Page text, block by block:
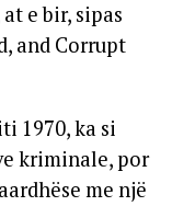
e bir, sipas
and Corrupt
1970, ka si
kriminale, por
me një